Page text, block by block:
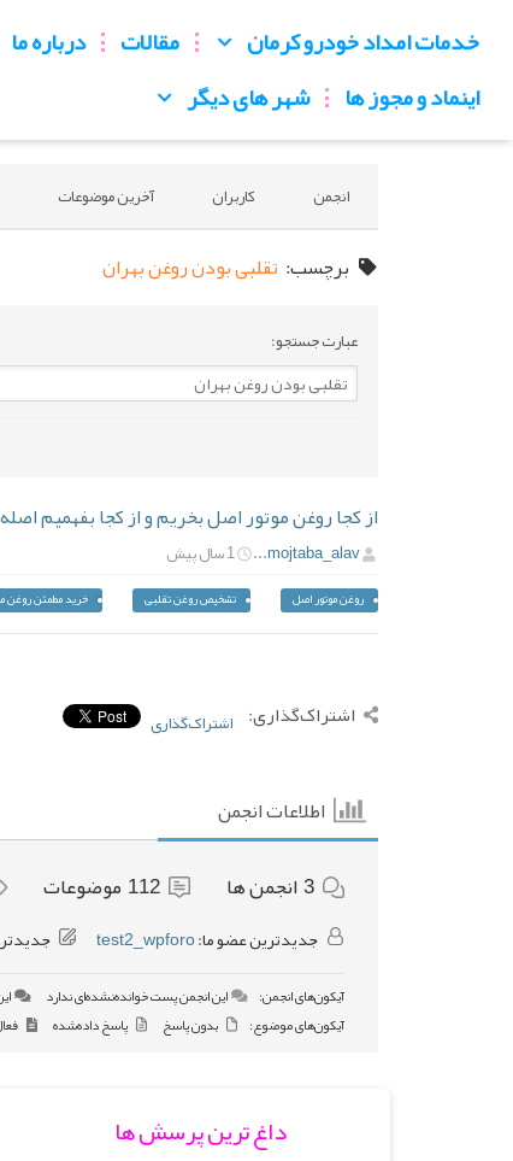
خدمات امداد خودرو کرمان مقالات درباره ما
اینماد و مجوز ها
شهر های دیگر
انجمن کاربران آخرین موضوعات
برچسب: تقلبی بودن روغن بهران
عبارت جستجو:
از کجا روغن موتور اصل بخریم و از کجا بفهمیم
mojtaba_alav... 1 سال پیش
روغن موتور اصل تشخیص روغن تقلبی خرید مطمئن روغن
اشتراک‌گذاری: اشتراک‌گذاری
اطلاعات انجمن
3انجمن ها 112 موضوعات
جدیدترین عضو ما:test2_wpforo
آیکون‌های انجمن: این انجمن پست خوانده‌نشده‌ای ندارد
آیکون‌های موضوع:
بدون پاسخ پاسخ داده‌شده
داغ ترین پرسش ها